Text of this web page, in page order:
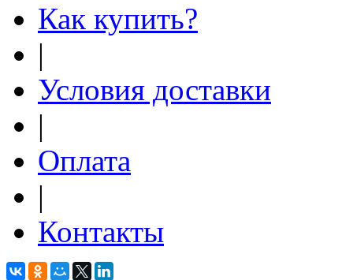
Как купить?
|
Условия доставки
|
Оплата
|
Контакты